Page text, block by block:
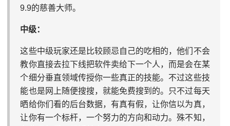
9.9的慈善大师。
中级：
这些中级玩家还是比较顾忌自己的吃相的，他们不会
教你直接去拉下线把软件卖给下一个人，而是会在某
个细分垂直领域传授你一些真正的技能。不过这些技
能也是网上随便搜搜，就能免费搜到的。只不过每天
晒给你们看的后台数据，有真有假，让你信以为真，
让你有一个标杆，一个努力的方向和动力。殊不知，